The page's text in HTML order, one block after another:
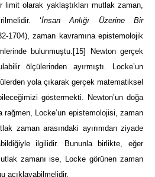
limit olarak yaklaştıkları mutlak zaman,
‘İnsan Anlığı Üzerine Bir
1704), zaman kavramına epistemolojik
bulunmuştu. [15]
Newton gerçek
ölçülerinden ayırmıştı. Locke’un
yola çıkarak gerçek matematiksel
göstermekti. Newton’un doğa
rağmen, Locke’un epistemolojisi, zaman
zaman arasındaki ayırımdan ziyade
ilgilidir. Bununla birlikte, eğer
zamanı ise, Locke görünen zaman
açıklayabilmelidir.